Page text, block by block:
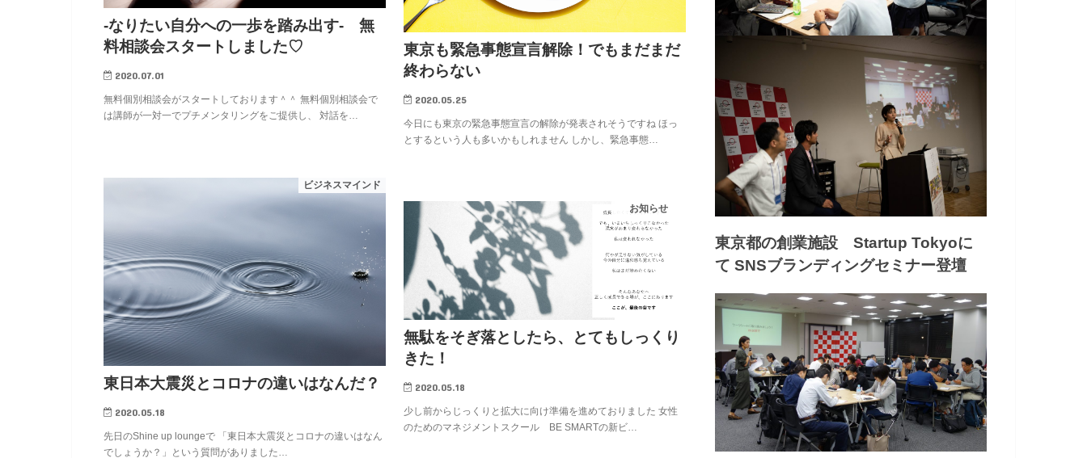
-なりたい自分への一歩を踏み出す- 無
料相談会スタートしました♡
2020.07.01
無料個別相談会がスタートしております＾＾ 無料個別相談会で
は講師が一対一でプチメンタリングをご提供し、 対話を…
東京も緊急事態宣言解除！でもまだまだ
終わらない
2020.05.25
今日にも東京の緊急事態宣言の解除が発表されそうですね ほっ
とするという人も多いかもしれません しかし、緊急事態…
ビジネスマインド
東日本大震災とコロナの違いはなんだ？
2020.05.18
先日のShine up loungeで 「東日本大震災とコロナの違いはなん
でしょうか？」という質問がありました…
お知らせ
無駄をそぎ落としたら、とてもしっくり
きた！
2020.05.18
少し前からじっくりと拡大に向け準備を進めておりました 女性
のためのマネジメントスクール BE SMARTの新ビ…
東京都の創業施設 Startup Tokyoに
て SNSブランディングセミナー登壇